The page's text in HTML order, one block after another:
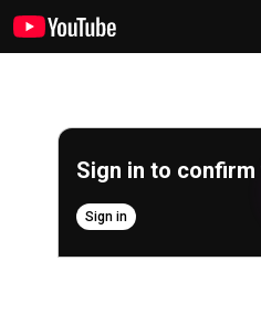
Sign in to confirm
Sign in